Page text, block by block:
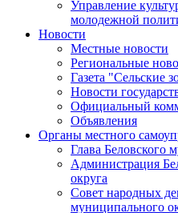
Управление
молодежной
Новости
Местные новости
Региональные
Газета "Сельские
Новости
Официальный
Объявления
Органы местного
Глава Беловского
Администрация
округа
Совет народных
муниципального